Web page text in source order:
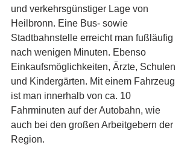
und verkehrsgünstiger Lage von
Heilbronn. Eine Bus- sowie
Stadtbahnstelle erreicht man fußläufig
nach wenigen Minuten. Ebenso
Einkaufsmöglichkeiten, Ärzte, Schulen
und Kindergärten. Mit einem Fahrzeug
ist man innerhalb von ca. 10
Fahrminuten auf der Autobahn, wie
auch bei den großen Arbeitgebern der
Region.